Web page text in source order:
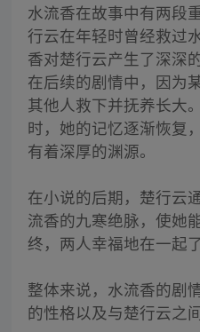
水流香在故事中有两段
行云在年轻时曾经救过
香对楚行云产生了深深
在后续的剧情中，因为
其他人救下并抚养长大
时，她的记忆逐渐恢复
有着深厚的渊源。
在小说的后期，楚行云
流香的九寒绝脉，使她
终，两人幸福地在一起了
整体来说，水流香的剧
的性格以及与楚行云之